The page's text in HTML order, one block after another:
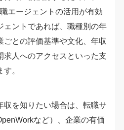
エージェントの活用が有効
ェントであれば、職種別の年
ごとの評価基準や文化、年収
求人へのアクセスといった支
。
を知りたい場合は、転職サ
など）、企業の有価